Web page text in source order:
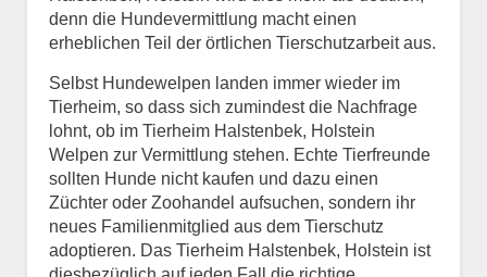
Informationen über das
Tier.
Art des Tiers*
denn die Hundevermittlung macht einen
erheblichen Teil der örtlichen Tierschutzarbeit aus.
Selbst Hundewelpen landen immer wieder im
Tierheim, so dass sich zumindest die Nachfrage
lohnt, ob im Tierheim Halstenbek, Holstein
Welpen zur Vermittlung stehen. Echte Tierfreunde
sollten Hunde nicht kaufen und dazu einen
Züchter oder Zoohandel aufsuchen, sondern ihr
neues Familienmitglied aus dem Tierschutz
adoptieren. Das Tierheim Halstenbek, Holstein ist